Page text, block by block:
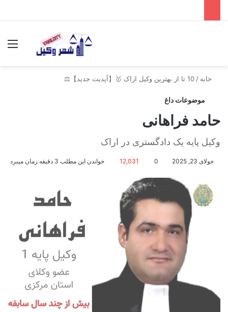
خانه / 10 تا از بهترین وکیل اراک 🥇【آپدیت جدید】⚖️
موضوعات داغ
حامد فراهانی
وکیل پایه یک دادگستری در اراک
جولای 23, 2025 0
12,031 خواندن این مطلب 3 دقیقه زمان میبرد